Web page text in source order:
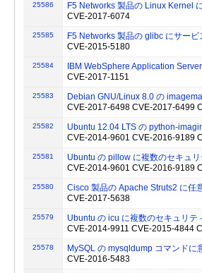
25586
F5 Networks 製品の Linux Kernel
CVE-2017-6074
25585
F5 Networks 製品の glibc にサー
CVE-2015-5180
25584
IBM WebSphere Application
CVE-2017-1151
25583
Debian GNU/Linux 8.0 の
CVE-2017-6498 CVE-2017-6499
25582
Ubuntu 12.04 LTS の python-
CVE-2014-9601 CVE-2016-9189
25581
Ubuntu の pillow に複数のセキュ
CVE-2014-9601 CVE-2016-9189
25580
Cisco 製品の Apache Struts2 に任
CVE-2017-5638
25579
Ubuntu の icu に複数のセキュリテ
CVE-2014-9911 CVE-2015-4844
25578
MySQL の mysqldump コマンドに
CVE-2016-5483